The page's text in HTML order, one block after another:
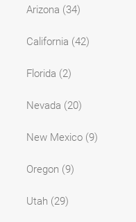
Arizona (34)
California (42)
Florida (2)
Nevada (20)
New Mexico (9)
Oregon (9)
Utah (29)